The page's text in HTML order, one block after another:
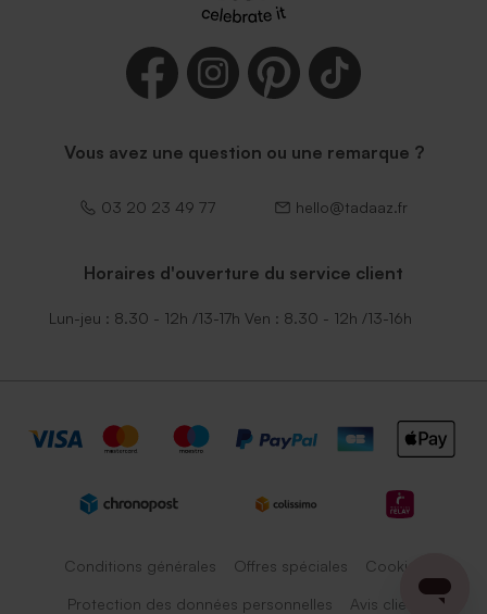
Vous avez une question ou une remarque ?
03 20 23 49 77 hello@tadaaz.fr
Horaires d'ouverture du service client
Lun-jeu : 8.30 - 12h /13-17h Ven : 8.30 - 12h /13-16h
Conditions générales Offres spéciales Cookies
Protection des données personnelles Avis client